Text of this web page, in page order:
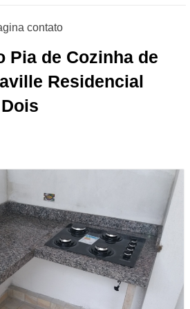
Pia de Cozinha de
Residencial
Dois